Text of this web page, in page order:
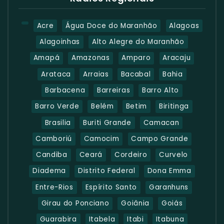
Acre Água Doce do Maranhão
Alagoas
Alagoinhas
Alto Alegre do Maranhão
Amapá
Amazonas Amparo
Aracaju
Arataca
Arraias Bacabal
Bahia
Barbacena
Barreiras
Barro Alto
Barro Verde
Belém Betim
Biritinga
Brasilia
Buriti Grande
Camacan
Camboriú
Camocim
Campo Grande
Candiba
Ceará Cordeiro
Curvelo
Diadema
Distrito Federal
Dona Emma
Entre-Rios
Espírito Santo
Garanhuns
Girau do Ponciano
Goiânia
Goiás
Guarabira
Itabela Itabi Itabuna